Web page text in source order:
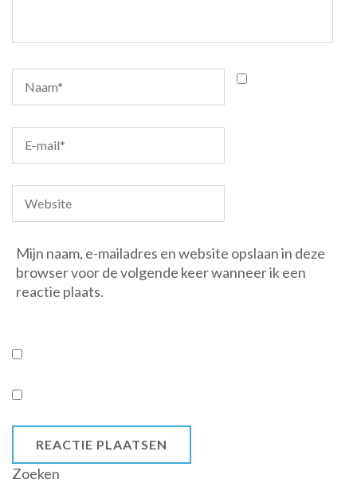
Mijn naam, e-mailadres en website opslaan in deze
browser voor de volgende keer wanneer ik een
reactie plaats.
Zoeken